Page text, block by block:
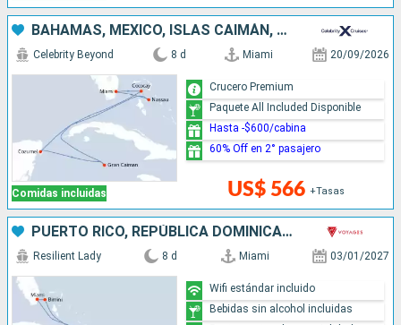
BAHAMAS, MÉXICO, ISLAS CAIMÁN, ESTADOS UNIDOS
Comidas incluidas
Celebrity Beyond 8 d Miami 20/09/2026
US$ 566 +Tasas
Crucero Premium
Paquete All Included Disponible
Hasta -$600/cabina
60% Off en 2° pasajero
PUERTO RICO, REPÚBLICA DOMINICANA, BAHAMAS, ESTADOS UNIDOS
Resilient Lady 8 d Miami 03/01/2027
Wifi estándar incluido
Bebidas sin alcohol incluidas